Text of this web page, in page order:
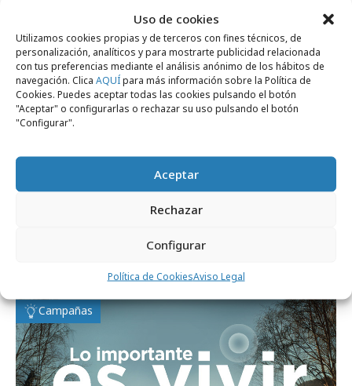
Uso de cookies
Utilizamos cookies propias y de terceros con fines técnicos, de
personalización, analíticos y para mostrarte publicidad relacionada
con tus preferencias mediante el análisis anónimo de los hábitos de
navegación. Clica AQUÍpara más información sobre la Política de
Cookies. Puedes aceptar todas las cookies pulsando el botón
"Aceptar" o configurarlas o rechazar su uso pulsando el botón
"Configurar".
Aceptar
Rechazar
Configurar
Política de CookiesAviso Legal
Sanitas lanza la campaña de publicidad "Tu
Campañas